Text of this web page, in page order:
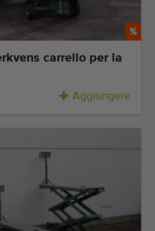
carrello per la
Aggiungere